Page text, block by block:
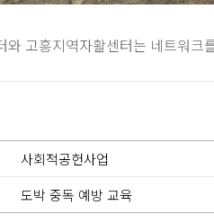
와 고흥지역자활센터는 네트워
사회적공헌사업
도박 중독 예방 교육